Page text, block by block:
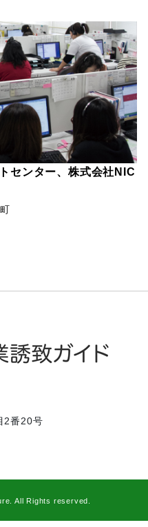
センター、株式会社NIC
2番20号
All Rights reserved.